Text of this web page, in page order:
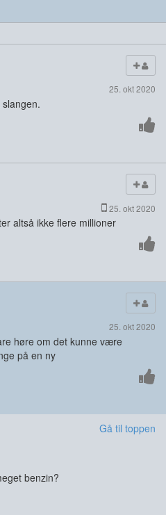
25. okt 2020
25. okt 2020
altså ikke flere millioner
25. okt 2020
høre om det kunne være
på en ny
Gå til toppen
benzin?